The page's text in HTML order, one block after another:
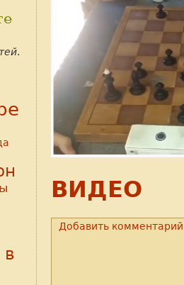
ВИДЕО
Добавить комментарий
.
в